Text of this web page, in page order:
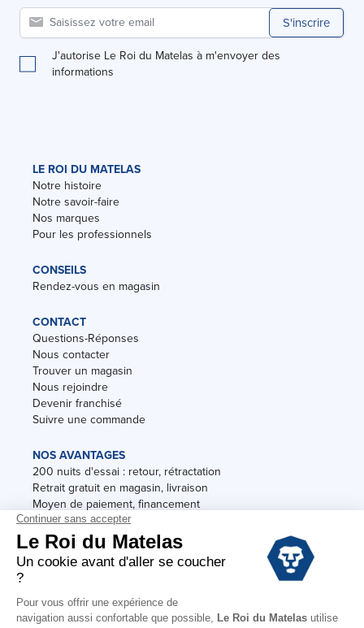
S'inscrire
J'autorise Le Roi du Matelas à m'envoyer des
informations
LE ROI DU MATELAS
Notre histoire
Notre savoir-faire
Nos marques
Pour les professionnels
CONSEILS
Rendez-vous en magasin
CONTACT
Questions-Réponses
Nous contacter
Trouver un magasin
Nous rejoindre
Devenir franchisé
Suivre une commande
NOS AVANTAGES
200 nuits d'essai : retour, rétractation
Retrait gratuit en magasin, livraison
Moyen de paiement, financement
Garantie
Destockage
Soldes